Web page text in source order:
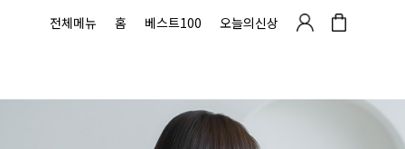
전체메뉴 홈 베스트100 오늘의신상